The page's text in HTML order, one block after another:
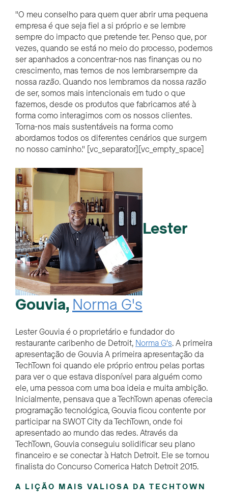
"O meu conselho para quem quer abrir uma pequena
empresa é que seja fiel a si próprio e se lembre
sempre do impacto que pretende ter. Penso que, por
vezes, quando se está no meio do processo, podemos
ser apanhados a concentrar-nos nas finanças ou no
crescimento, mas temos de nos lembrarsempreda
nossarazão. Quando nos lembramos da nossarazão
de ser, somos mais intencionais em tudo o que
fazemos, desde os produtos que fabricamos até à
forma como interagimos com os nossos clientes.
Torna-nos mais sustentáveis na forma como
abordamos todos os diferentes cenários que surgem
no nosso caminho." [vc_separator][vc_empty_space]
Lester
Gouvia, Norma G's
LesterGouviaé o proprietário e fundador do
restaurante caribenho de Detroit, Norma G's.A primeira
apresentação de GouviaA primeira apresentação da
TechTown foi quando ele próprio entrou pelas portas
para ver o que estava disponível para alguém como
ele, uma pessoa com uma boa ideia e muita ambição.
Inicialmente, pensava que a TechTown apenas oferecia
programação tecnológica,Gouviaficou contente por
participar na SWOT City da TechTown, onde foi
apresentado ao mundo das redes. Através da
TechTown,Gouviaconseguiu solidificar seu plano
financeiro e se conectar à Hatch Detroit. Ele se tornou
finalista do Concurso Comerica Hatch Detroit 2015.
A LIÇÃO MAIS VALIOSA DA TECHTOWN